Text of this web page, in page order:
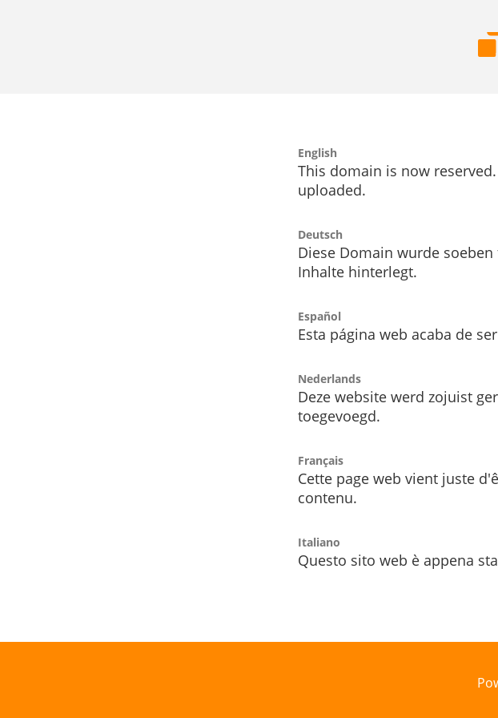
English
This domain is now
uploaded.
Deutsch
Diese Domain wurde
Inhalte hinterlegt.
Español
Esta página web acaba de
Nederlands
Deze website werd zojuist
toegevoegd.
Français
Cette page web vient juste
contenu.
Italiano
Questo sito web è appena